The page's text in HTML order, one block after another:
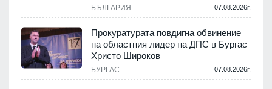
БЪЛГАРИЯ 07.08.2026г.
Прокуратурата повдигна обвинение
на областния лидер на ДПС в Бургас
Христо Широков
БУРГАС 07.08.2026г.